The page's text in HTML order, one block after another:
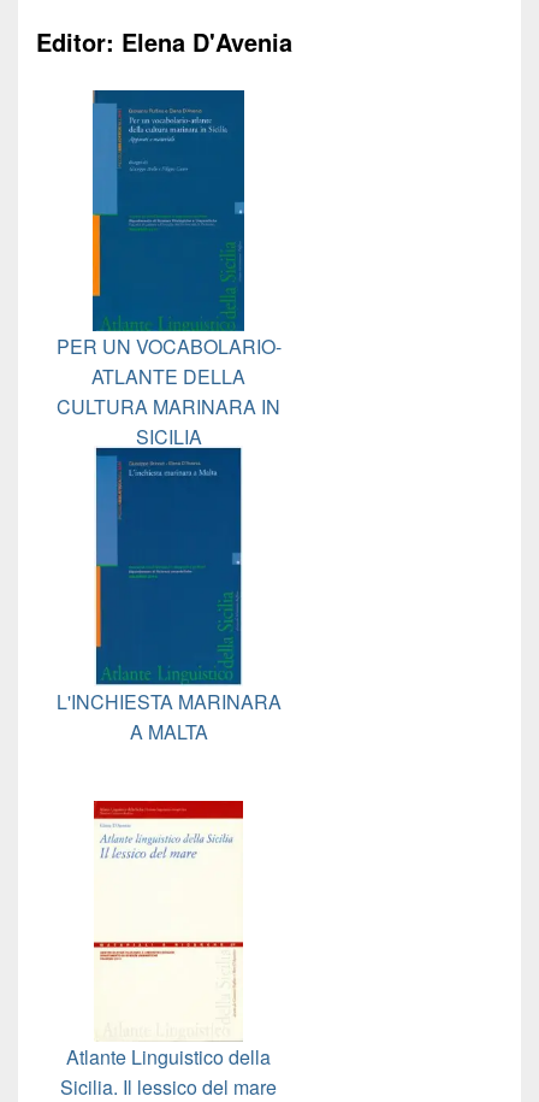
Editor: Elena D'Avenia
PER UN VOCABOLARIO-
ATLANTE DELLA
CULTURA MARINARA IN
SICILIA
L'INCHIESTA MARINARA
A MALTA
Atlante Linguistico della
Sicilia. Il lessico del mare